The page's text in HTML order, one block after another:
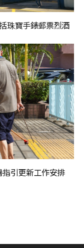
珠寶手錶郵票烈酒
引更新工作安排